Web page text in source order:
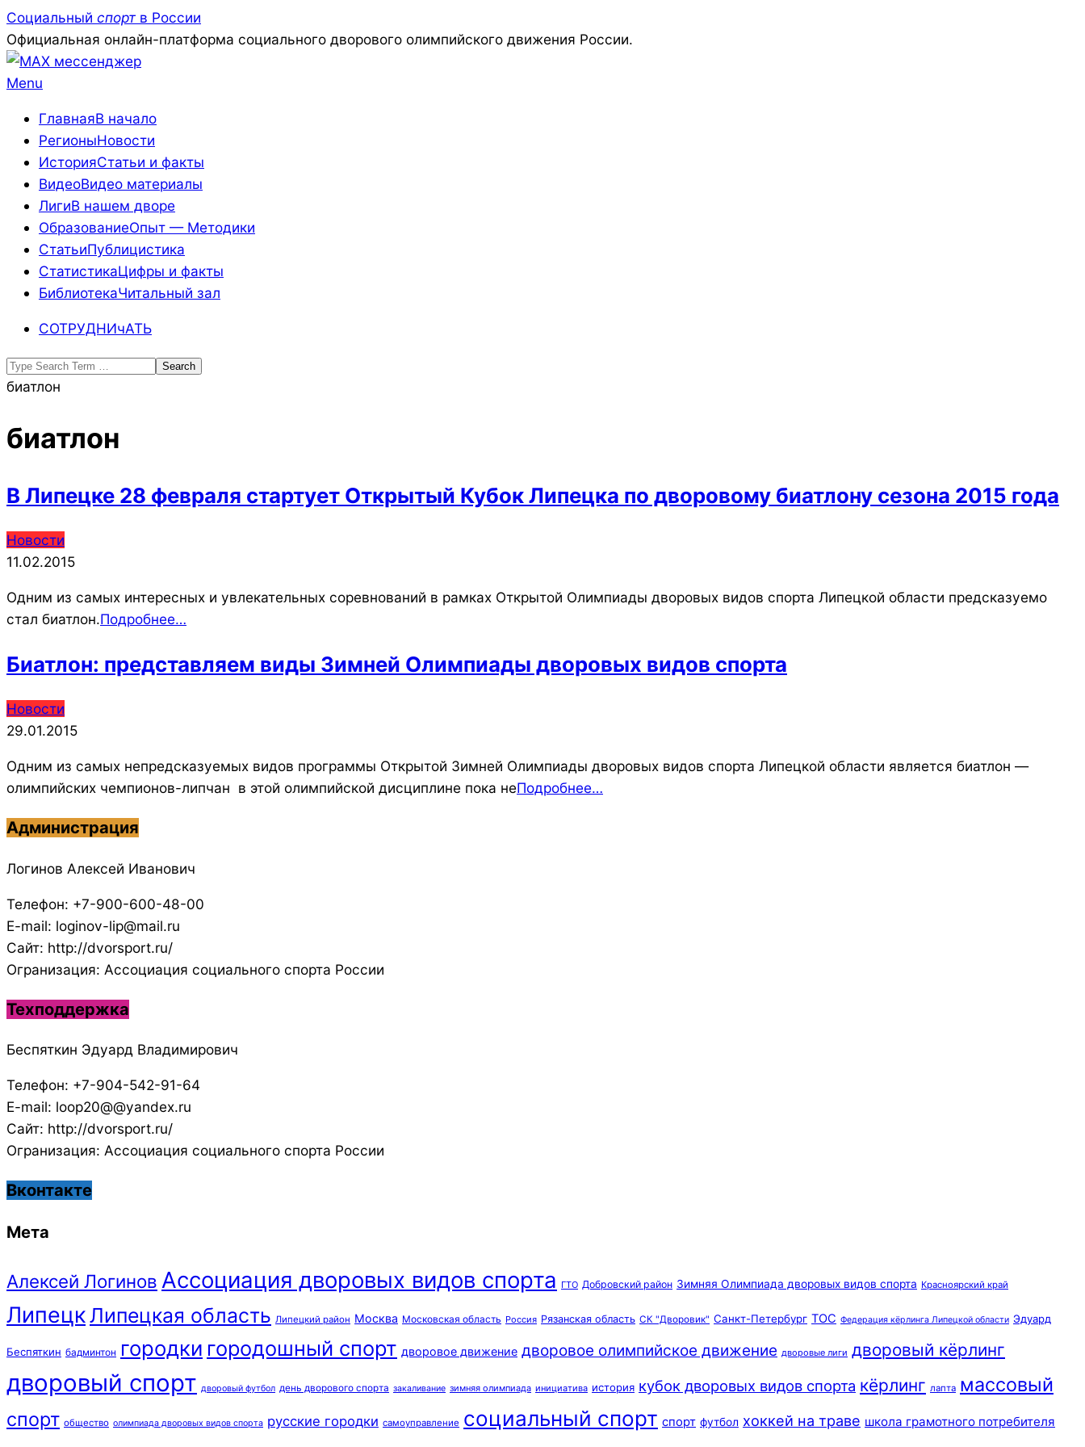
Skip
to
content
Социальный спорт в России
Официальная онлайн-платформа социального дворового олимпийского движения России.
Primary
Menu
Menu
ГлавнаяВ начало
РегионыНовости
ИсторияСтатьи и факты
ВидеоВидео материалы
ЛигиВ нашем дворе
ОбразованиеОпыт — Методики
СтатьиПублицистика
СтатистикаЦифры и факты
БиблиотекаЧитальный зал
СОТРУДНИчАТЬ
Search
биатлон
биатлон
В Липецке 28 февраля стартует Открытый Кубок Липецка по дворовому биатлону сезона 2015 года
2015-
02-
Новости
11.02.2015
Одним из самых интересных и увлекательных соревнований в рамках Открытой Олимпиады дворовых видов спорта Липецкой области предсказуемо
стал биатлон.Подробнее…
Биатлон: представляем виды Зимней Олимпиады дворовых видов спорта
2015-
01-
Новости
29.01.2015
Одним из самых непредсказуемых видов программы Открытой Зимней Олимпиады дворовых видов спорта Липецкой области является биатлон —
олимпийских чемпионов-липчан в этой олимпийской дисциплине пока неПодробнее…
Администрация
Логинов Алексей Иванович
Телефон: +7-900-600-48-00
E-mail: loginov-lip@mail.ru
Сайт: http://dvorsport.ru/
Огранизация: Ассоциация социального спорта России
Техподдержка
Беспяткин Эдуард Владимирович
Телефон: +7-904-542-91-64
E-mail: loop20@@yandex.ru
Сайт: http://dvorsport.ru/
Огранизация: Ассоциация социального спорта России
Вконтакте
Мета
Алексей Логинов Ассоциация дворовых видов спорта ГТО Добровский район Зимняя Олимпиада дворовых видов спорта Красноярский край
ЛипецкЛипецкая область Липецкий район Москва Московская область Россия Рязанская область СК "Дворовик" Санкт-Петербург ТОС Федерация кёрлинга Липецкой области Эдуард
Беспяткин бадминтон городки городошный спорт дворовое движение дворовое олимпийское движение дворовые лиги дворовый кёрлинг
дворовый спорт дворовый футбол день дворового спорта закаливание зимняя олимпиада инициатива история кубок дворовых видов спорта кёрлинг лапта массовый
спорт общество олимпиада дворовых видов спорта русские городки самоуправление социальный спорт спорт футбол хоккей на траве школа грамотного потребителя